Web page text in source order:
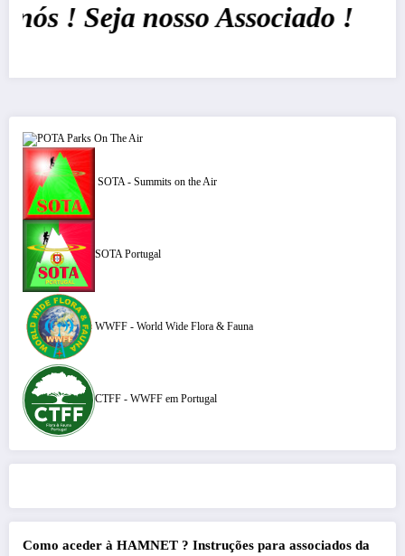
! Seja nosso Associado !
POTA Parks On The Air
SOTA - Summits on the Air
SOTA Portugal
WWFF - World Wide Flora & Fauna
CTFF - WWFF em Portugal
Como aceder à HAMNET ? Instruções para associados da